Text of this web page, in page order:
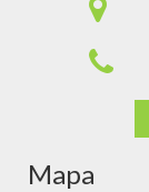
Mapa